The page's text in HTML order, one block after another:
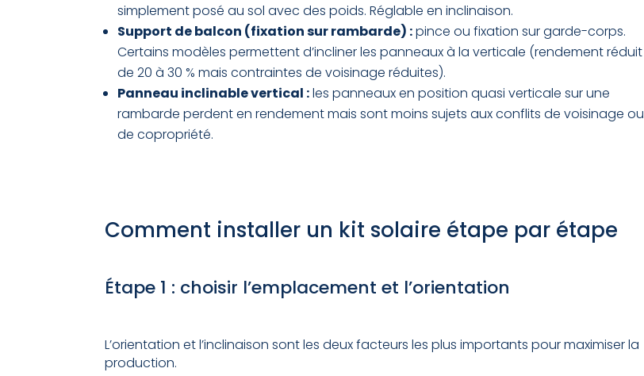
simplement posé au sol avec des poids. Réglable en inclinaison.
Support de balcon (fixation sur rambarde) :pince ou fixation sur garde-corps.
Certains modèles permettent d’incliner les panneaux à la verticale (rendement réduit
de 20 à 30 % mais contraintes de voisinage réduites).
Panneau inclinable vertical :les panneaux en position quasi verticale sur une
rambarde perdent en rendement mais sont moins sujets aux conflits de voisinage ou
de copropriété.
Comment installer un kit solaire étape par étape
Étape 1 : choisir l’emplacement et l’orientation
L’orientation et l’inclinaison sont les deux facteurs les plus importants pour maximiser la
production.